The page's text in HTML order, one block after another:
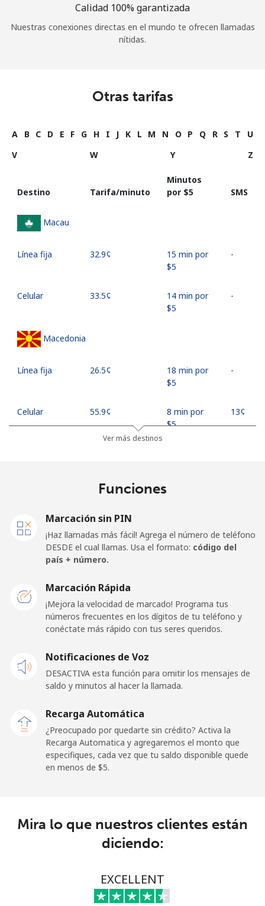
Calidad 100% garantizada
Nuestras conexiones directas en el mundo te ofrecen llamadas
nítidas.
Otras tarifas
A B C D E F G H I J K L M N O P Q R S T
U
V
W Y Z
Destino Tarifa/minuto
Minutos
por ⁦$5⁩
SMS
Macau
Línea fija ⁦32.9¢⁩
15 min por
⁦$5⁩
-
Celular ⁦33.5¢⁩
14 min por
⁦$5⁩
-
Macedonia
Línea fija ⁦26.5¢⁩
18 min por
⁦$5⁩
-
Celular ⁦55.9¢⁩
8 min por
⁦$5⁩
⁦13¢⁩
⁦81.9¢⁩
Celular
⁦$5⁩
Línea fija ⁦57.9¢⁩
8 min por
⁦$5⁩
Malaysia
Línea fija ⁦1.5¢⁩
⁦$5⁩
⁦1.5¢⁩
333 min por
-
⁦108.9¢⁩
⁦$5⁩
Ver más destinos
Funciones
Marcación sin PIN
¡Haz llamadas más fácil! Agrega el número de teléfono
DESDE el cual llamas. Usa el formato: código del
país + número.
Marcación Rápida
¡Mejora la velocidad de marcado! Programa tus
números frecuentes en los dígitos de tu teléfono y
conéctate más rápido con tus seres queridos.
Notificaciones de Voz
DESACTIVA esta función para omitir los mensajes de
saldo y minutos al hacer la llamada.
Recarga Automática
¿Preocupado por quedarte sin crédito? Activa la
Recarga Automatica y agregaremos el monto que
especifiques, cada vez que tu saldo disponible quede
en menos de ⁦$5⁩.
Mira lo que nuestros clientes están
diciendo:
EXCELLENT